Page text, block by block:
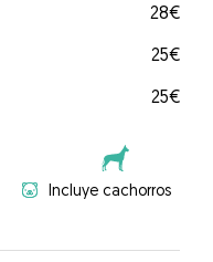
28€
25€
25€
Incluye cachorros